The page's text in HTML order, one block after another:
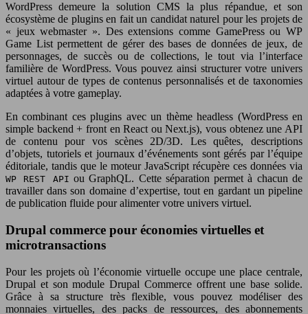
WordPress demeure la solution CMS la plus répandue, et son
écosystème de plugins en fait un candidat naturel pour les projets de
« jeux webmaster ». Des extensions comme GamePress ou WP
Game List permettent de gérer des bases de données de jeux, de
personnages, de succès ou de collections, le tout via l’interface
familière de WordPress. Vous pouvez ainsi structurer votre univers
virtuel autour de types de contenus personnalisés et de taxonomies
adaptées à votre gameplay.
En combinant ces plugins avec un thème headless (WordPress en
simple backend + front en React ou Next.js), vous obtenez une API
de contenu pour vos scènes 2D/3D. Les quêtes, descriptions
d’objets, tutoriels et journaux d’événements sont gérés par l’équipe
éditoriale, tandis que le moteur JavaScript récupère ces données via
WP REST API ou GraphQL. Cette séparation permet à chacun de
travailler dans son domaine d’expertise, tout en gardant un pipeline
de publication fluide pour alimenter votre univers virtuel.
Drupal commerce pour économies virtuelles et
microtransactions
Pour les projets où l’économie virtuelle occupe une place centrale,
Drupal et son module Drupal Commerce offrent une base solide.
Grâce à sa structure très flexible, vous pouvez modéliser des
monnaies virtuelles, des packs de ressources, des abonnements